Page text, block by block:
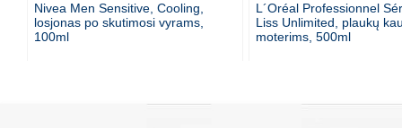
Nivea Men Sensitive, Cooling,
losjonas po skutimosi vyrams,
100ml
L´Oréal Professionnel
Liss Unlimited, plaukų
moterims, 500ml